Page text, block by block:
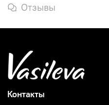
Отзывы
Контакты